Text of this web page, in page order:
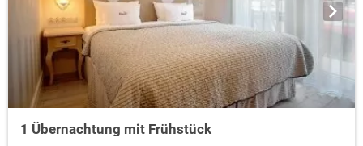
1 Übernachtung mit Frühstück